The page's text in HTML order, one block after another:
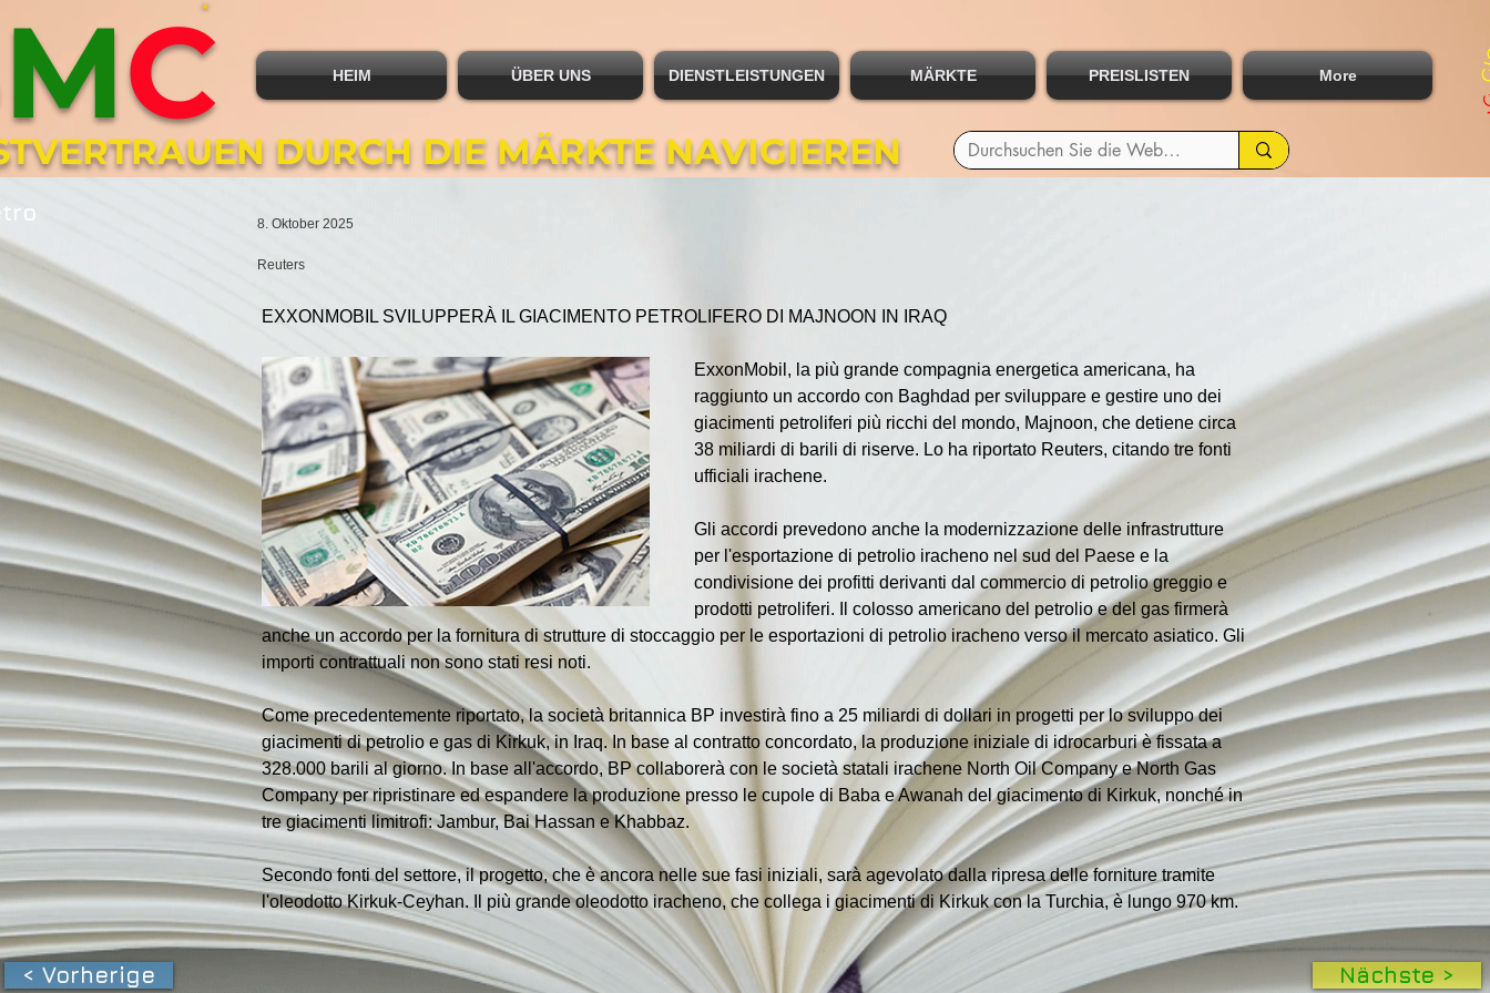
DURCH DIE MÄRKTE NAVIGIEREN
MC HEIM ÜBER UNS DIENSTLEISTUNGEN MÄRKTE PREISLISTEN More
8. Oktober 2025
Reuters
EXXONMOBIL SVILUPPERÀ IL GIACIMENTO PETROLIFERO DI MAJNOON IN IRAQ
ExxonMobil, la più grande compagnia energetica americana, ha
raggiunto un accordo con Baghdad per sviluppare e gestire uno dei
giacimenti petroliferi più ricchi del mondo, Majnoon, che detiene circa
38 miliardi di barili di riserve. Lo ha riportato Reuters, citando tre fonti
ufficiali irachene.
Gli accordi prevedono anche la modernizzazione delle infrastrutture
per l'esportazione di petrolio iracheno nel sud del Paese e la
condivisione dei profitti derivanti dal commercio di petrolio greggio e
prodotti petroliferi. Il colosso americano del petrolio e del gas firmerà
anche un accordo per la fornitura di strutture di stoccaggio per le esportazioni di petrolio iracheno verso il mercato asiatico. Gli
importi contrattuali non sono stati resi noti.
Come precedentemente riportato, la società britannica BP investirà fino a 25 miliardi di dollari in progetti per lo sviluppo dei
giacimenti di petrolio e gas di Kirkuk, in Iraq. In base al contratto concordato, la produzione iniziale di idrocarburi è fissata a
328.000 barili al giorno. In base all'accordo, BP collaborerà con le società statali irachene North Oil Company e North Gas
Company per ripristinare ed espandere la produzione presso le cupole di Baba e Awanah del giacimento di Kirkuk, nonché in
tre giacimenti limitrofi: Jambur, Bai Hassan e Khabbaz.
Secondo fonti del settore, il progetto, che è ancora nelle sue fasi iniziali, sarà agevolato dalla ripresa delle forniture tramite
l'oleodotto Kirkuk-Ceyhan. Il più grande oleodotto iracheno, che collega i giacimenti di Kirkuk con la Turchia, è lungo 970 km.
< Vorherige Nächste >